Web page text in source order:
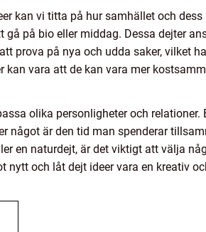
kan vi titta på hur samhället och
på bio eller middag. Dessa dejter
prova på nya och udda saker, vilket
vara att de kan vara mer
olika personligheter och relationer.
något är den tid man spenderar
en naturdejt, är det viktigt att välja
och låt dejt ideer vara en kreativ